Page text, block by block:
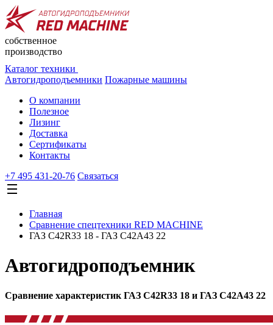
собственное
производство
Каталог техники
Автогидроподъемники Пожарные машины
О компании
Полезное
Лизинг
Доставка
Сертификаты
Контакты
+7 495 431-20-76 Cвязаться
Главная
Сравнение спецтехники RED MACHINE
ГАЗ C42R33 18 - ГАЗ C42A43 22
Автогидроподъемник
Сравнение характеристик ГАЗ C42R33 18 и ГАЗ C42A43 22